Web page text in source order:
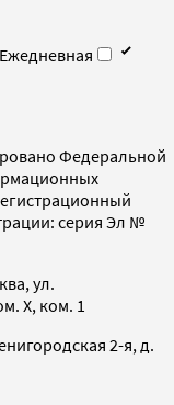
Ежедневная
Федеральной
серия Эл №
ул.
X, ком. 1
2-я, д.